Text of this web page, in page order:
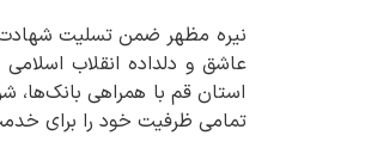
عاشق و دلداده انقلاب
استان قم با همراهی بانک‌ها،
تمامی ظرفیت خود را برای